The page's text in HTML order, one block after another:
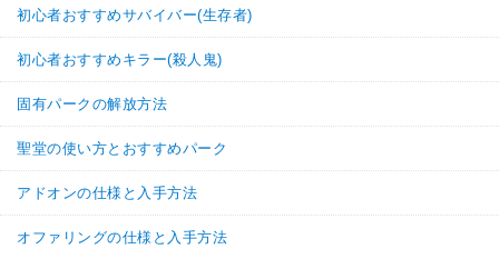
初心者おすすめサバイバー(生存者)
初心者おすすめキラー(殺人鬼)
固有パークの解放方法
聖堂の使い方とおすすめパーク
アドオンの仕様と入手方法
オファリングの仕様と入手方法